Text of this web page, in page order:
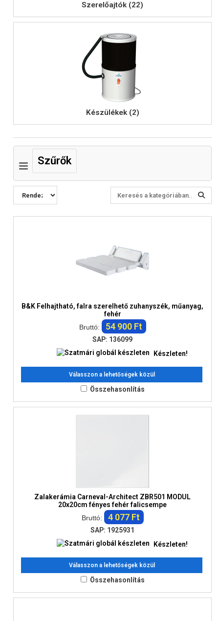
Szerelőajtók (22)
Készülékek (2)
Szűrők
B&K Felhajtható, falra szerelhető zuhanyszék, műanyag,
fehér
Bruttó:
54 900 Ft
SAP: 136099
Készleten!
Válasszon a lehetőségek közül
Összehasonlítás
Zalakerámia Carneval-Architect ZBR501 MODUL
20x20cm fényes fehér falicsempe
Bruttó:
4 077 Ft
SAP: 1925931
Készleten!
Válasszon a lehetőségek közül
Összehasonlítás